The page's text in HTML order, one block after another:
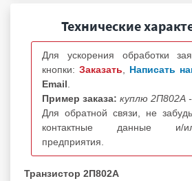
Технические
Для ускорения обработки
кнопки: Заказать Написать
Email
Пример заказа: куплю 2П802А
Для обратной связи, не
контактные данные и/
предприятия.
Транзистор 2П802А